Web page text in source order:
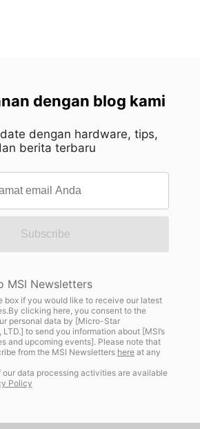
dengan blog kami
dengan hardware, tips,
berita terbaru
Subscribe
MSI Newsletters
box if you would like to receive our latest
clicking here, you consent to the
personal data by [Micro-Star
to send you information about [MSI’s
and upcoming events]. Please note that
from the MSI Newsletters hereat any
our data processing activities are available
Policy